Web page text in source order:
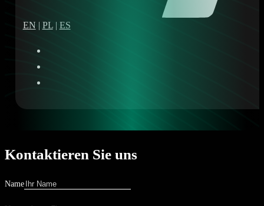
EN PL| ES
Kontaktieren Sie uns
Name